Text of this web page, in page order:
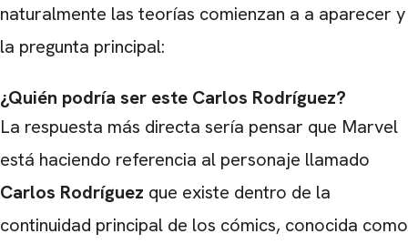
naturalmente las teorías comienzan a a aparecer y
la pregunta principal:
¿Quién podría ser este Carlos Rodríguez?
La respuesta más directa sería pensar que Marvel
está haciendo referencia al personaje llamado
Carlos Rodríguez que existe dentro de la
continuidad principal de los cómics, conocida como